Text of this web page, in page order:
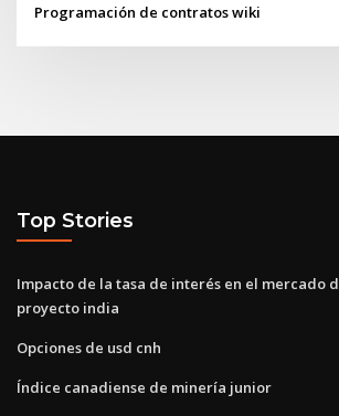
Programación de contratos wiki
Top Stories
Impacto de la tasa de interés en el mercado
proyecto india
Opciones de usd cnh
Índice canadiense de minería junior